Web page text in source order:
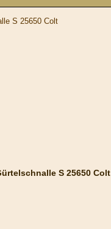
S 25650 Colt